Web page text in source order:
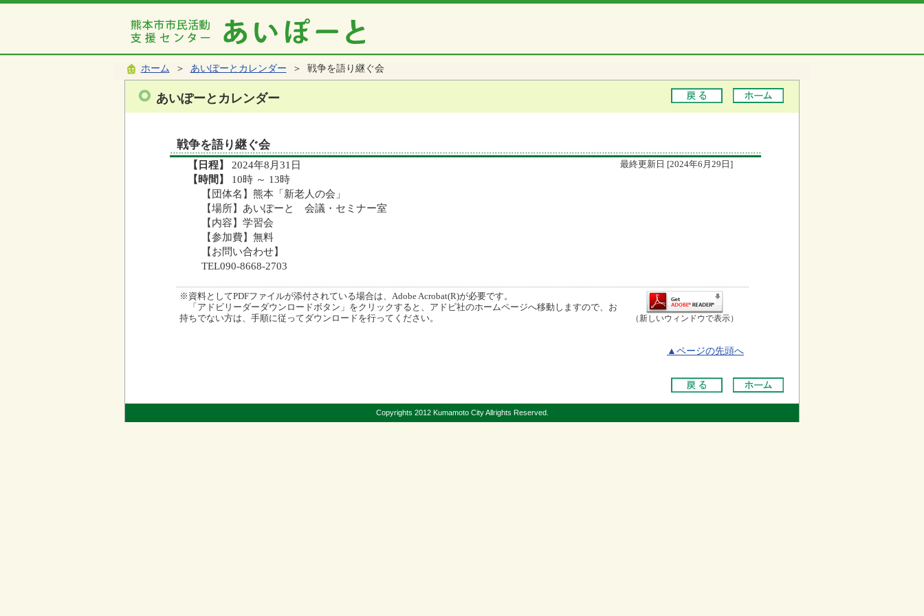
ホーム ＞ あいぽーとカレンダー ＞ 戦争を語り継ぐ会
あいぽーとカレンダー
戦争を語り継ぐ会
【日程】 2024年8月31日 最終更新日 [2024年6月29日]
【時間】
10時 ～ 13時
【団体名】熊本「新老人の会」
【場所】あいぽーと 会議・セミナー室
【内容】学習会
【参加費】無料
【お問い合わせ】
TEL090-8668-2703
※資料としてPDFファイルが添付されている場合は、Adobe Acrobat(R)が必要です。
「アドビリーダーダウンロードボタン」をクリックすると、アドビ社のホームページへ移動しますので、お
持ちでない方は、手順に従ってダウンロードを行ってください。
（新しいウィンドウで表示）
▲ページの先頭へ
Copyrights 2012 Kumamoto City Allrights Reserved.